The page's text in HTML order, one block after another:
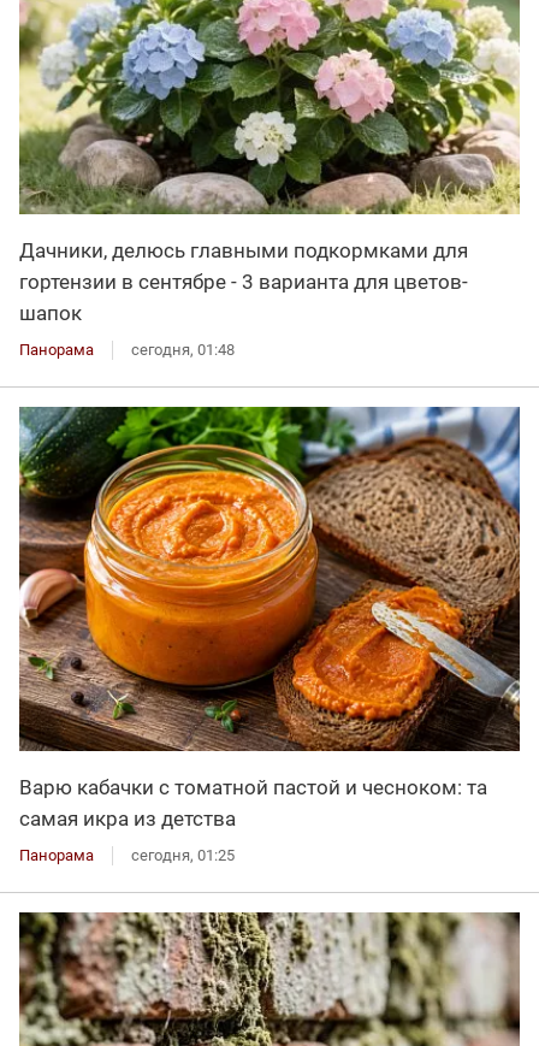
Дачники, делюсь главными подкормками для
гортензии в сентябре - 3 варианта для цветов-
шапок
Панорама сегодня, 01:48
Варю кабачки с томатной пастой и чесноком: та
самая икра из детства
Панорама сегодня, 01:25